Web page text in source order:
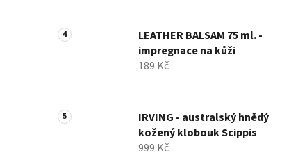
LEATHER BALSAM 75 ml. -
impregnace na kůži
189 Kč
IRVING - australský hnědý
kožený klobouk Scippis
999 Kč